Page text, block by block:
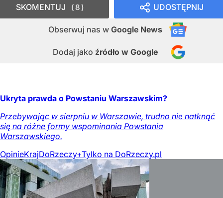
UDOSTĘPNIJ
Obserwuj nas w Google News
Dodaj jako źródło w Google
SKOMENTUJ 8
Ukryta prawda o Powstaniu Warszawskim?
Przebywając w sierpniu w Warszawie, trudno nie natknąć
się na różne formy wspominania Powstania
Warszawskiego.
OpinieKrajDoRzeczy+Tylko na DoRzeczy.pl